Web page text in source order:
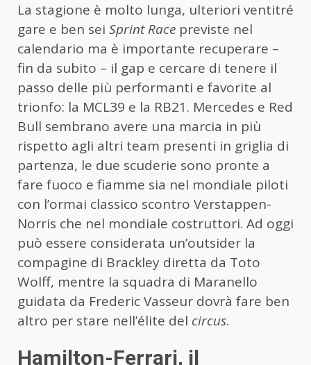
La stagione è molto lunga, ulteriori ventitré
gare e ben sei Sprint Race previste nel
calendario ma è importante recuperare –
fin da subito – il gap e cercare di tenere il
passo delle più performanti e favorite al
trionfo: la MCL39 e la RB21. Mercedes e Red
Bull sembrano avere una marcia in più
rispetto agli altri team presenti in griglia di
partenza, le due scuderie sono pronte a
fare fuoco e fiamme sia nel mondiale piloti
con l’ormai classico scontro Verstappen-
Norris che nel mondiale costruttori. Ad oggi
può essere considerata un’outsider la
compagine di Brackley diretta da Toto
Wolff, mentre la squadra di Maranello
guidata da Frederic Vasseur dovrà fare ben
altro per stare nell’élite del circus.
Hamilton-Ferrari, il